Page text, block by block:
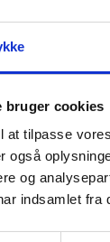
bruger cookies
at tilpasse
også
og
indsamlet fra
Worsøe Joan Back
find